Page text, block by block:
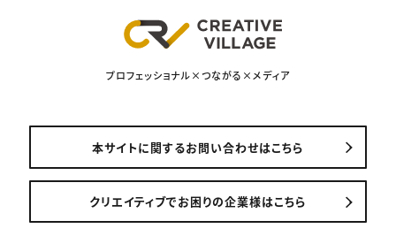
プロフェッショナル×つながる×メディア
本サイトに関するお問い合わせはこちら
クリエイティブでお困りの企業様はこちら